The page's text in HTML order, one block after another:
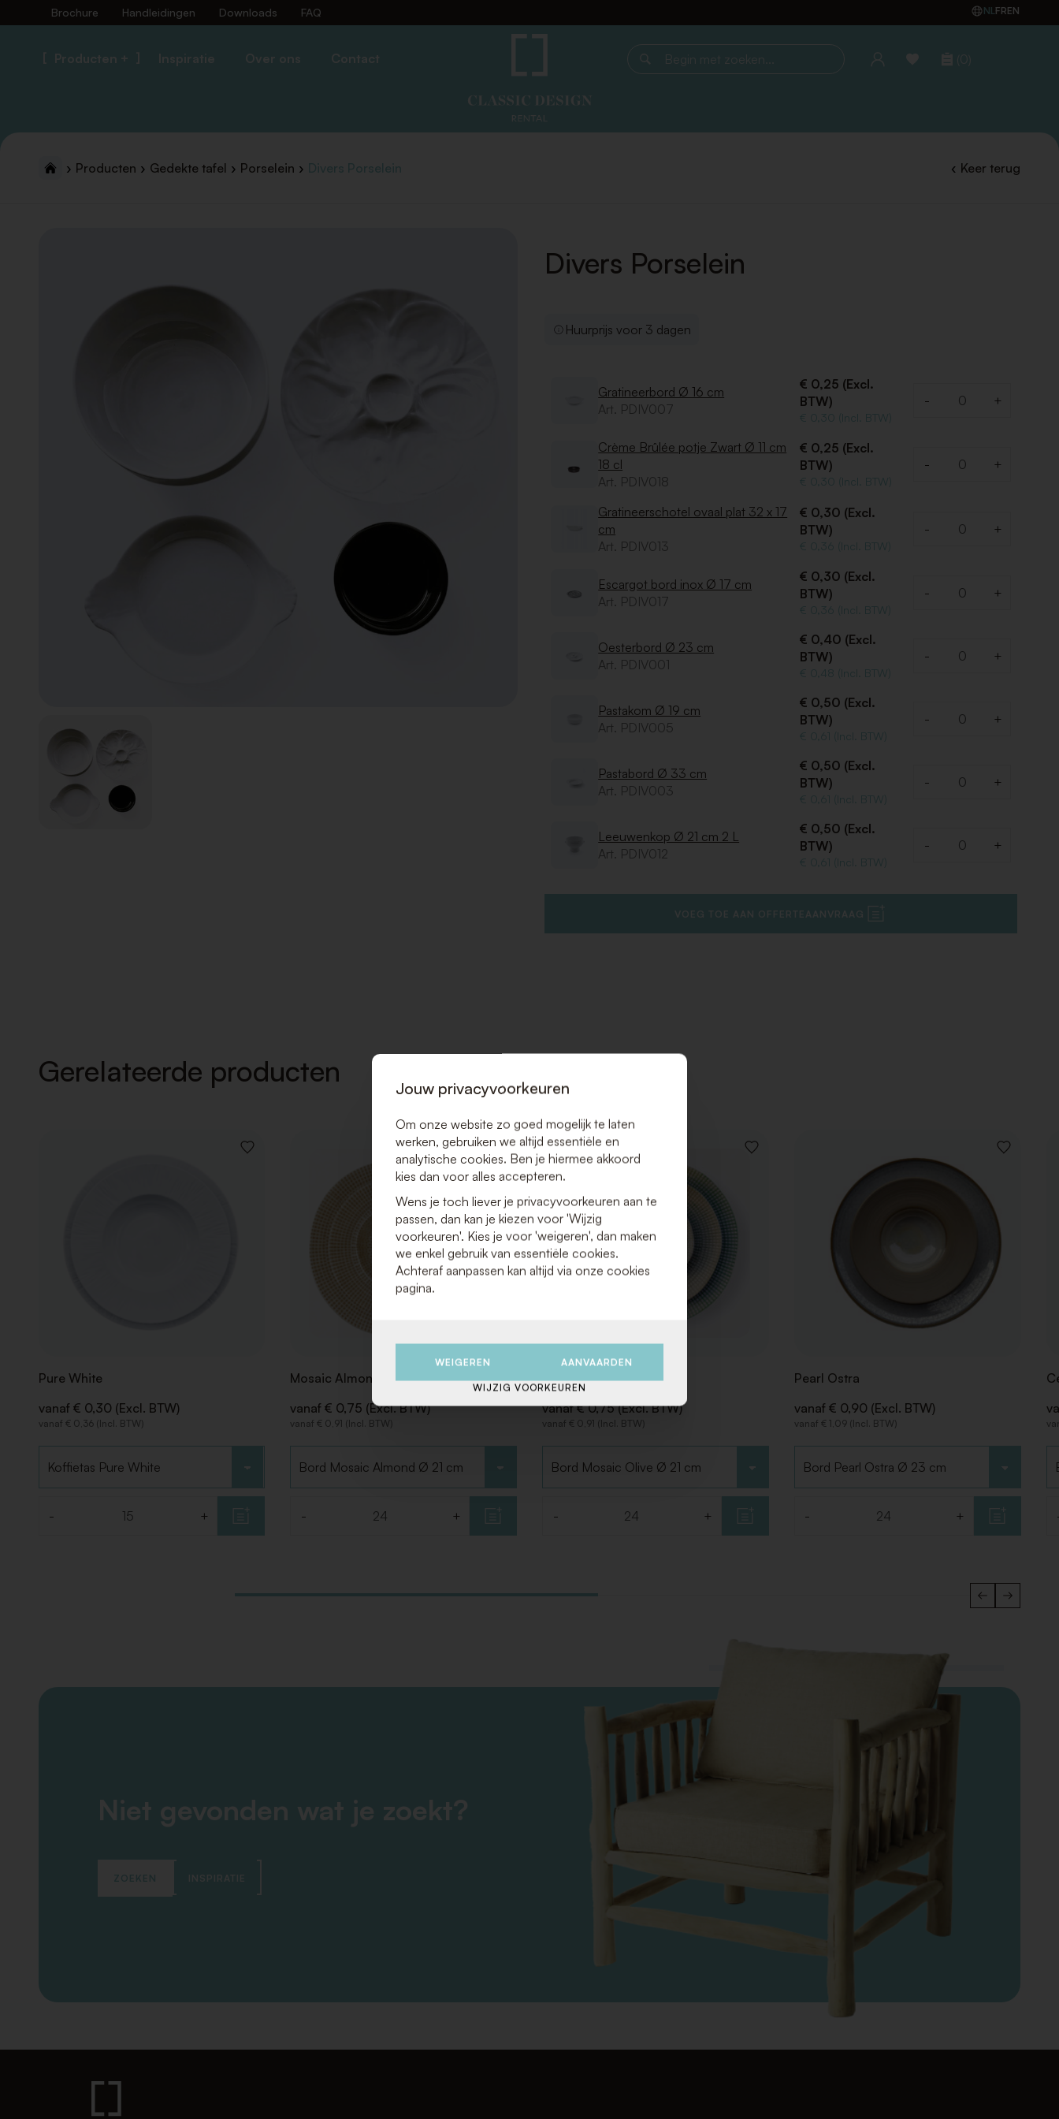
Brochure Handleidingen Downloads FAQ NLFREN
Producten + Inspiratie Over ons Contact
Begin met zoeken... (0)
Producten Gedekte tafel Porselein Divers Porselein Keer terug
Divers Porselein
Huurprijs voor 3 dagen
Gratineerbord Ø 16 cm
Art. PDIV007
€ 0,25 (Excl.
BTW)
€ 0,30 (Incl. BTW)
- +
Crème Brûlée potje Zwart Ø 11 cm
18 cl
Art. PDIV018
€ 0,25 (Excl.
BTW)
€ 0,30 (Incl. BTW)
- +
Gratineerschotel ovaal plat 32 x 17
cm
Art. PDIV013
€ 0,30 (Excl.
BTW)
€ 0,36 (Incl. BTW)
- +
Escargot bord inox Ø 17 cm
Art. PDIV017
€ 0,30 (Excl.
BTW)
€ 0,36 (Incl. BTW)
- +
Oesterbord Ø 23 cm
Art. PDIV001
€ 0,40 (Excl.
BTW)
€ 0,48 (Incl. BTW)
- +
Pastakom Ø 19 cm
Art. PDIV005
€ 0,50 (Excl.
BTW)
€ 0,61 (Incl. BTW)
- +
Pastabord Ø 33 cm
Art. PDIV003
€ 0,50 (Excl.
BTW)
€ 0,61 (Incl. BTW)
- +
Leeuwenkop Ø 21 cm 2 L
Art. PDIV012
€ 0,50 (Excl.
BTW)
€ 0,61 (Incl. BTW)
- +
VOEG TOE AAN OFFERTEAANVRAAG
Gerelateerde producten
VOEG
Pure White
vanaf € 0,30 (Excl. BTW)
vanaf € 0,36 (Incl. BTW)
- +
VOEG
TOE
AAN
Mosaic Almond
vanaf € 0,75 (Excl. BTW)
vanaf € 0,91 (Incl. BTW)
- +
VOEG
Mosaic Olive
vanaf € 0,75 (Excl. BTW)
vanaf € 0,91 (Incl. BTW)
- +
VOEG
Pearl Ostra
vanaf € 0,90 (Excl. BTW)
vanaf € 1,09 (Incl. BTW)
- +
Niet gevonden wat je zoekt?
ZOEKEN INSPIRATIE
Jouw privacyvoorkeuren
Om onze website zo goed mogelijk te laten
werken, gebruiken we altijd essentiële en
analytische cookies. Ben je hiermee akkoord
kies dan voor alles accepteren.
Wens je toch liever je privacyvoorkeuren aan te
passen, dan kan je kiezen voor 'Wijzig
voorkeuren'. Kies je voor 'weigeren', dan maken
we enkel gebruik van essentiële cookies.
Achteraf aanpassen kan altijd via onze cookies
pagina.
WEIGEREN AANVAARDEN
WIJZIG VOORKEUREN